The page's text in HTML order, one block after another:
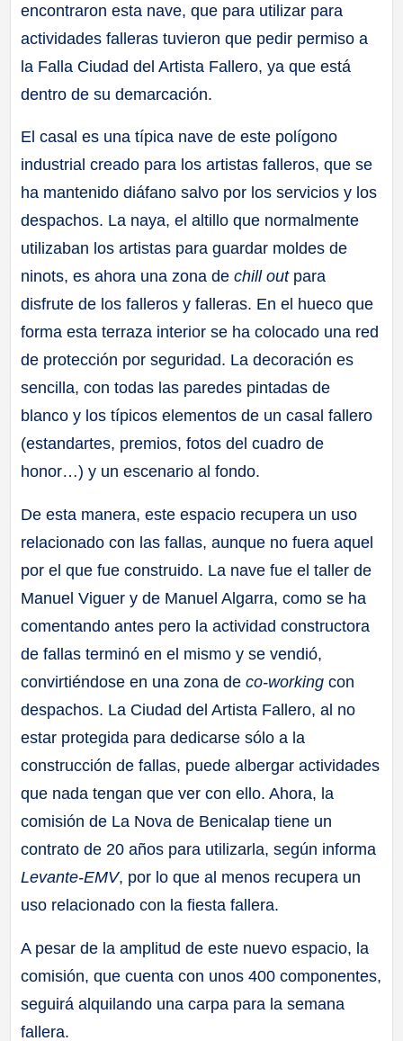
encontraron esta nave, que para utilizar para
actividades falleras tuvieron que pedir permiso a
la Falla Ciudad del Artista Fallero, ya que está
dentro de su demarcación.
El casal es una típica nave de este polígono
industrial creado para los artistas falleros, que se
ha mantenido diáfano salvo por los servicios y los
despachos. La naya, el altillo que normalmente
utilizaban los artistas para guardar moldes de
ninots, es ahora una zona dechill out para
disfrute de los falleros y falleras. En el hueco que
forma esta terraza interior se ha colocado una red
de protección por seguridad. La decoración es
sencilla, con todas las paredes pintadas de
blanco y los típicos elementos de un casal fallero
(estandartes, premios, fotos del cuadro de
honor…) y un escenario al fondo.
De esta manera, este espacio recupera un uso
relacionado con las fallas, aunque no fuera aquel
por el que fue construido. La nave fue el taller de
Manuel Viguer y de Manuel Algarra, como se ha
comentando antes pero la actividad constructora
de fallas terminó en el mismo y se vendió,
convirtiéndose en una zona deco-working con
despachos. La Ciudad del Artista Fallero, al no
estar protegida para dedicarse sólo a la
construcción de fallas, puede albergar actividades
que nada tengan que ver con ello. Ahora, la
comisión de La Nova de Benicalap tiene un
contrato de 20 años para utilizarla, según informa
Levante-EMV, por lo que al menos recupera un
uso relacionado con la fiesta fallera.
A pesar de la amplitud de este nuevo espacio, la
comisión, que cuenta con unos 400 componentes,
seguirá alquilando una carpa para la semana
fallera.